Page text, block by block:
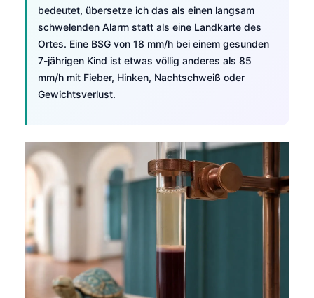
bedeutet, übersetze ich das als einen langsam
schwelenden Alarm statt als eine Landkarte des
Ortes. Eine BSG von 18 mm/h bei einem gesunden
7-jährigen Kind ist etwas völlig anderes als 85
mm/h mit Fieber, Hinken, Nachtschweiß oder
Gewichtsverlust.